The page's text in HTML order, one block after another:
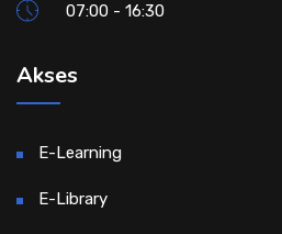
07:00 - 16:30
Akses
E-Learning
E-Library